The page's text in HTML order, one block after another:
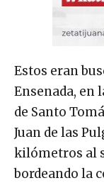
Estos eran
Ensenada, en
de Santo
Juan de las
kilómetros al
bordeando la